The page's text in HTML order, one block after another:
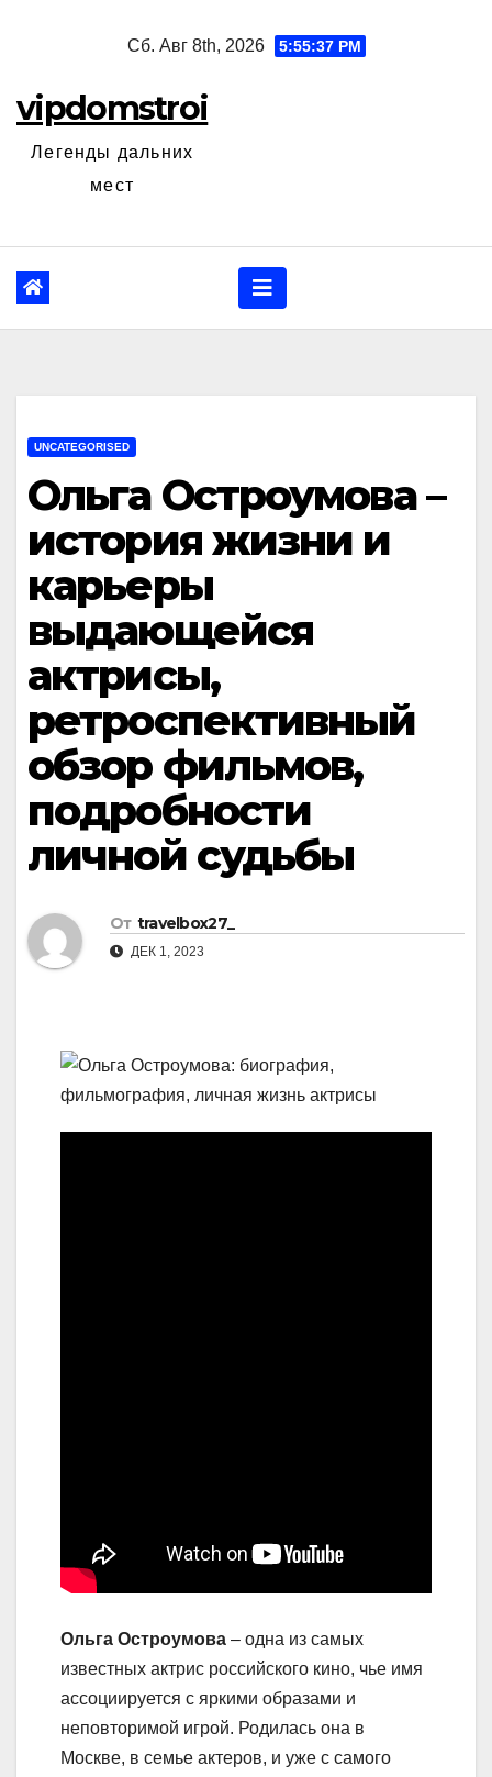
Сб. Авг 8th, 2026 5:55:38 PM
vipdomstroi
Легенды дальних
мест
UNCATEGORISED
Ольга Остроумова –
история жизни и
карьеры
выдающейся
актрисы,
ретроспективный
обзор фильмов,
подробности
личной судьбы
От travelbox27_
ДЕК 1, 2023
Ольга Остроумова – одна из самых
известных актрис российского кино, чье имя
ассоциируется с яркими образами и
неповторимой игрой. Родилась она в
Москве, в семье актеров, и уже с самого